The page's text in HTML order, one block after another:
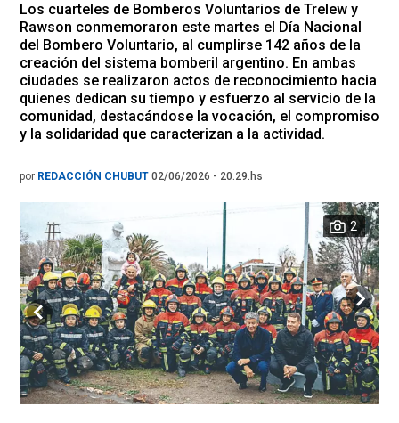
Los cuarteles de Bomberos Voluntarios de Trelew y
Rawson conmemoraron este martes el Día Nacional
del Bombero Voluntario, al cumplirse 142 años de la
creación del sistema bomberil argentino. En ambas
ciudades se realizaron actos de reconocimiento hacia
quienes dedican su tiempo y esfuerzo al servicio de la
comunidad, destacándose la vocación, el compromiso
y la solidaridad que caracterizan a la actividad.
por REDACCIÓN CHUBUT 02/06/2026 - 20.29.hs
2